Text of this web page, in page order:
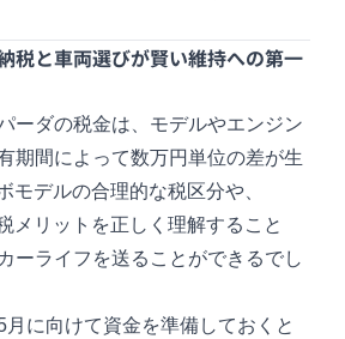
税と車両選びが賢い維持への第一
ーダの税金は、モデルやエンジン
期間によって数万円単位の差が生
モデルの合理的な税区分や、
メリットを正しく理解すること
ーライフを送ることができるでし
に向けて資金を準備しておくと